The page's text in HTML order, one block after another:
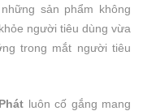
sản phẩm không
người tiêu dùng vừa
trong mắt người tiêu
luôn cố gắng mang